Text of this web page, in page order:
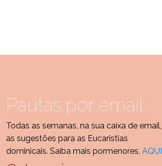
Pautas por email
Todas as semanas, na sua caixa de email,
as sugestões para as Eucaristias
dominicais. Saiba mais pormenores, AQUI